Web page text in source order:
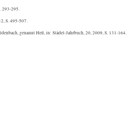
293-295.
S. 495-507.
genannt Heß, in: Städel-Jahrbuch, 20, 2009, S. 131-164.